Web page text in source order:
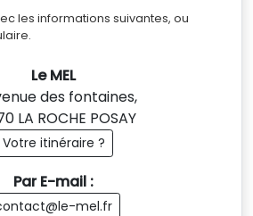
les informations suivantes, ou
Le MEL
des fontaines,
LA ROCHE POSAY
Votre itinéraire ?
Par E-mail :
mel.fr